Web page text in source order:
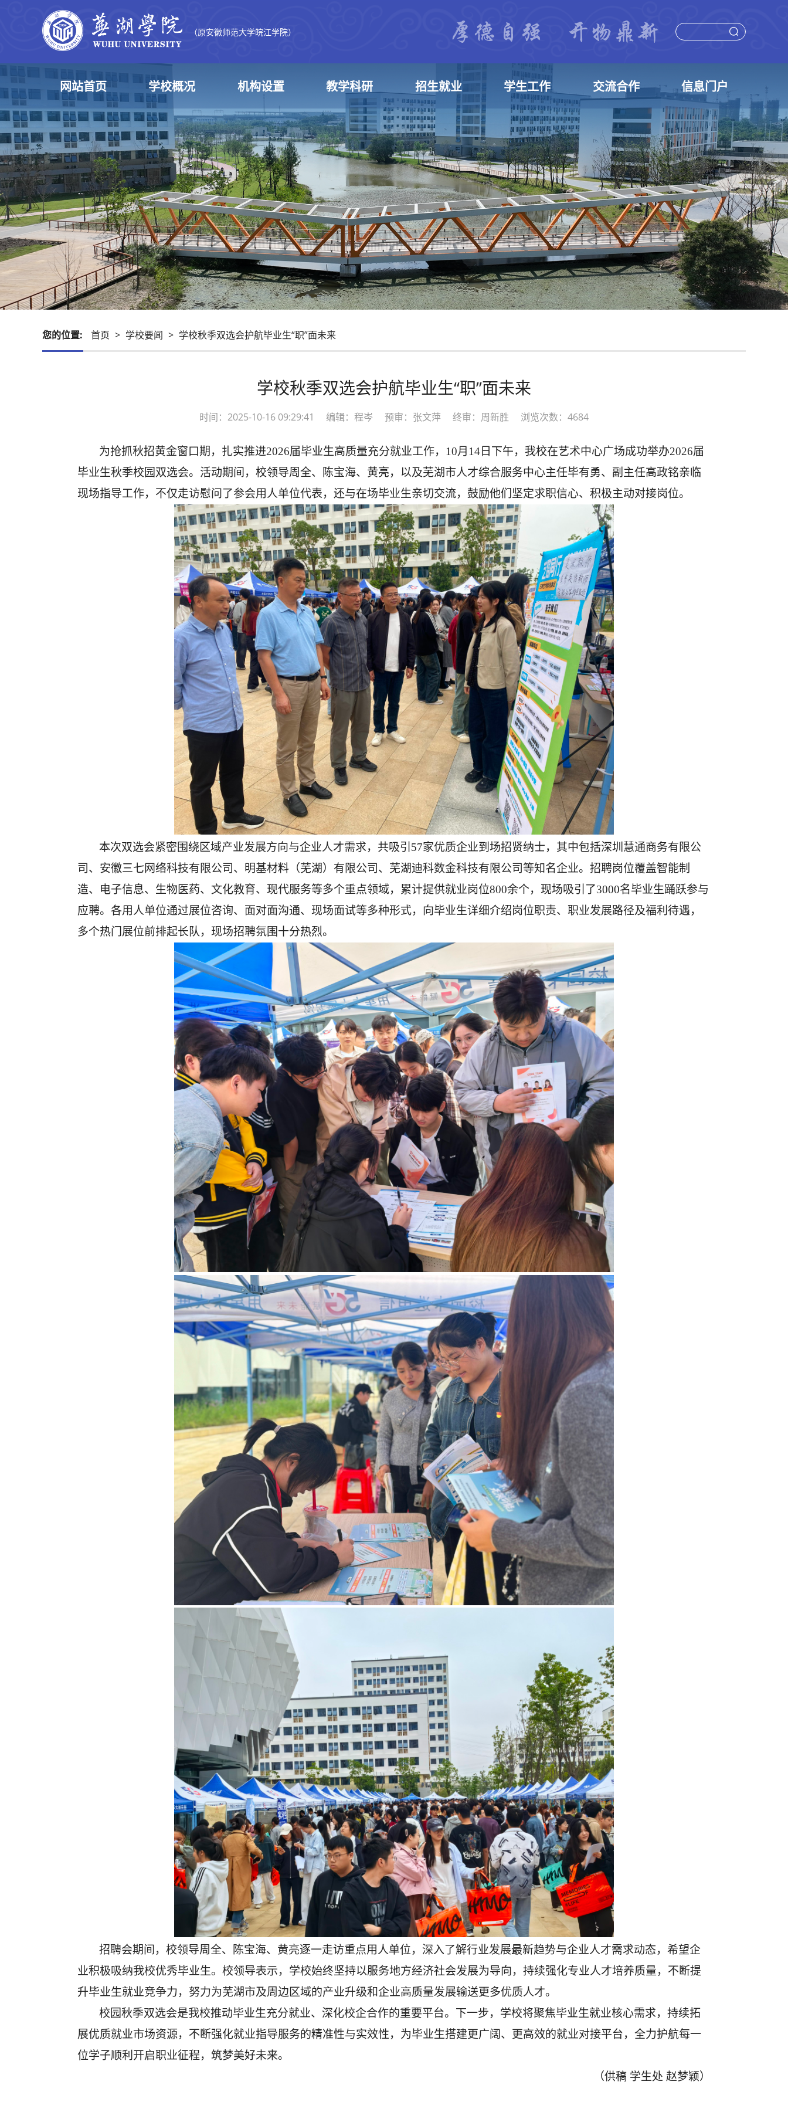
（原安徽师范大学皖江学院）
网站首页 学校概况 机构设置 教学科研 招生就业 学生工作 交流合作 信息门户
您的位置: 首页 > 学校要闻 > 学校秋季双选会护航毕业生“职”面未来
学校秋季双选会护航毕业生“职”面未来
时间：2025-10-16 09:29:41 编辑：程岑 预审：张文萍 终审：周新胜 浏览次数：4684
为抢抓秋招黄金窗口期，扎实推进2026届毕业生高质量充分就业工作，10月14日下午，我校在艺术中心广场成功举办2026届
毕业生秋季校园双选会。活动期间，校领导周全、陈宝海、黄亮，以及芜湖市人才综合服务中心主任毕有勇、副主任高政铭亲临
现场指导工作，不仅走访慰问了参会用人单位代表，还与在场毕业生亲切交流，鼓励他们坚定求职信心、积极主动对接岗位。
本次双选会紧密围绕区域产业发展方向与企业人才需求，共吸引 57家优质企业到场招贤纳士，其中包括深圳慧通商务有限公
司、安徽三七网络科技有限公司、明基材料（芜湖）有限公司、芜湖迪科数金科技有限公司等知名企业。招聘岗位覆盖智能制
造、电子信息、生物医药、文化教育、现代服务等多个重点领域，累计提供就业岗位800余个，现场吸引了3000名毕业生踊跃参与
应聘。各用人单位通过展位咨询、面对面沟通、现场面试等多种形式，向毕业生详细介绍岗位职责、职业发展路径及福利待遇，
多个热门展位前排起长队，现场招聘氛围十分热烈。
招聘会期间，校领导周全、陈宝海、黄亮逐一走访重点用人单位，深入了解行业发展最新趋势与企业人才需求动态，希望企
业积极吸纳我校优秀毕业生。校领导表示，学校始终坚持以服务地方经济社会发展为导向，持续强化专业人才培养质量，不断提
升毕业生就业竞争力，努力为芜湖市及周边区域的产业升级和企业高质量发展输送更多优质人才。
校园秋季双选会是我校推动毕业生充分就业、深化校企合作的重要平台。下一步，学校将聚焦毕业生就业核心需求，持续拓
展优质就业市场资源，不断强化就业指导服务的精准性与实效性，为毕业生搭建更广阔、更高效的就业对接平台，全力护航每一
位学子顺利开启职业征程，筑梦美好未来。
（供稿 学生处 赵梦颖）